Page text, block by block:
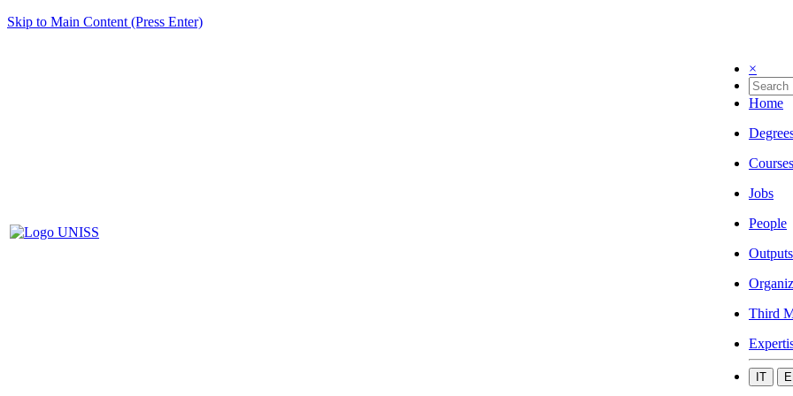
Skip to Main Content (Press Enter)
×
Home
Courses
Jobs
People
Outputs
Third
IT